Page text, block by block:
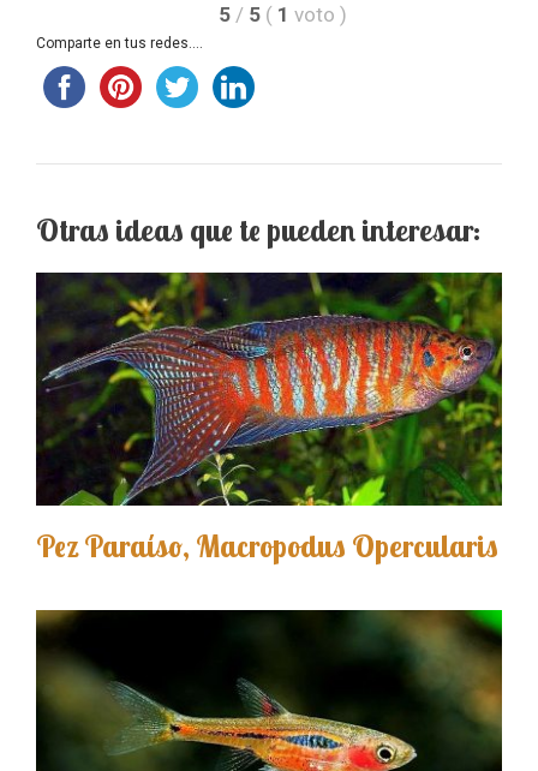
5 / 5 ( 1 voto )
Comparte en tus redes....
Otras ideas que te pueden interesar:
Pez Paraíso, Macropodus Opercularis